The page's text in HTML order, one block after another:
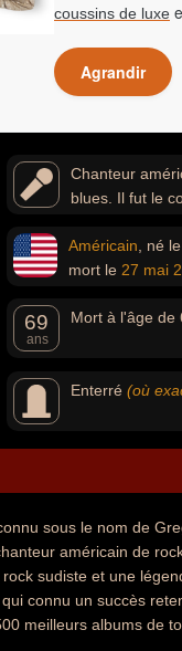
coussins de luxe
Agrandir
Chanteur
blues. Il fut le
des 500 meilleurs
Américain , né le
mort le 27 mai
69
ans
Mort à l'âge de
Enterré (où
sous le nom de
américain de
sudiste et une
connu un succès
meilleurs albums de